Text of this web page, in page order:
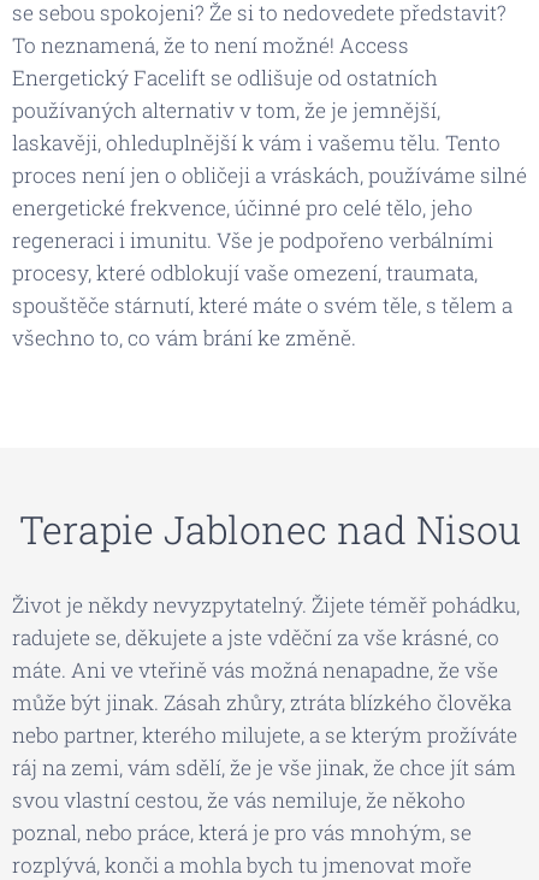
se sebou spokojeni? Že si to nedovedete představit?
To neznamená, že to není možné! Access
Energetický Facelift se odlišuje od ostatních
používaných alternativ v tom, že je jemnější,
laskavěji, ohleduplnější k vám i vašemu tělu. Tento
proces není jen o obličeji a vráskách, používáme silné
energetické frekvence, účinné pro celé tělo, jeho
regeneraci i imunitu. Vše je podpořeno verbálními
procesy, které odblokují vaše omezení, traumata,
spouštěče stárnutí, které máte o svém těle, s tělem a
všechno to, co vám brání ke změně.
Terapie Jablonec nad Nisou
Život je někdy nevyzpytatelný. Žijete téměř pohádku,
radujete se, děkujete a jste vděční za vše krásné, co
máte. Ani ve vteřině vás možná nenapadne, že vše
může být jinak. Zásah zhůry, ztráta blízkého člověka
nebo partner, kterého milujete, a se kterým prožíváte
ráj na zemi, vám sdělí, že je vše jinak, že chce jít sám
svou vlastní cestou, že vás nemiluje, že někoho
poznal, nebo práce, která je pro vás mnohým, se
rozplývá, konči a mohla bych tu jmenovat moře